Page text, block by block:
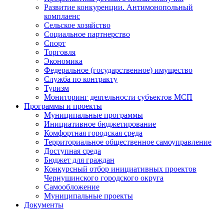
Развитие конкуренции. Антимонопольный
комплаенс
Сельское хозяйство
Социальное партнерство
Спорт
Торговля
Экономика
Федеральное (государственное) имущество
Служба по контракту
Туризм
Мониторинг деятельности субъектов МСП
Программы и проекты
Муниципальные программы
Инициативное бюджетирование
Комфортная городская среда
Территориальное общественное самоуправление
Доступная среда
Бюджет для граждан
Конкурсный отбор инициативных проектов
Чернушинского городского округа
Самообложение
Муниципальные проекты
Документы